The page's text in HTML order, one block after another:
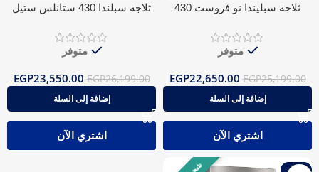
ثلاجة سبليندا نو فروست 430
متوفر
EGP25,199.00
EGP22,650.00
إضافة إلى السلة
اشتري الآن
ثلاجة سبلندا 430 ستانلس ستيل
متوفر
EGP26,199.00
EGP23,550.00
إضافة إلى السلة
اشتري الآن
-10%